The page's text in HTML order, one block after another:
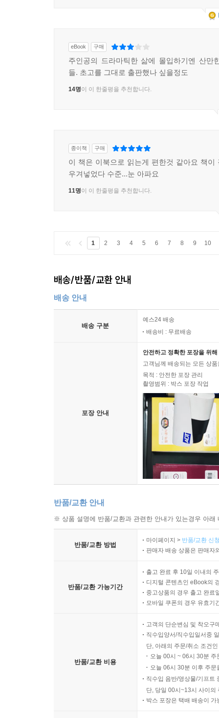
eBook 구매
주인공의 드라마틱한 삶에 몰입하기엔 산만
들. 초고를 그대로 출판했나 싶을정도
14명이 이 한줄평을 추천합니다.
종이책 구매
이 책은 이북으로 읽는게 편한것 같아요 책이
우겨넣었다 수준...눈 아파요
11명이 이 한줄평을 추천합니다.
1 2 3 4 5 6 7 8 9 10
배송/반품/교환 안내
배송 안내
배송 구분
예스24 배송
배송비 : 무료배송
포장 안내
안전하고 정확한 포장을 위
고객님께 배송되는 모든 상
목적 : 안전한 포장 관리
촬영범위 : 박스 포장 작업
반품/교환 안내
※ 상품 설명에 반품/교환과 관련한 안내가 있는경우 아
반품/교환 방법
마이페이지 > 반품/교환 신
판매자 배송 상품은 판매자
반품/교환 가능기간
출고 완료 후 10일 이내의
디지털 콘텐츠인 eBook의
중고상품의 경우 출고 완료
모바일 쿠폰의 경우 유효기
반품/교환 비용
고객의 단순변심 및 착오구
직수입양서/직수입일서중
단, 아래의 주문/취소 조건
오늘 00시 ~ 06시 30분
오늘 06시 30분 이후 주
직수입 음반/영상물/기프트
단, 당일 00시~13시 사이의
박스 포장은 택배 배송이